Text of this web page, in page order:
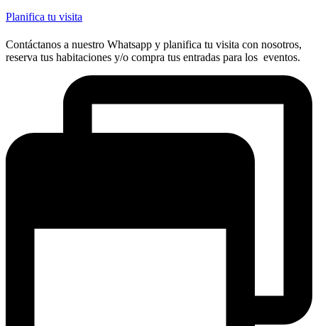
Planifica tu visita
Contáctanos a nuestro Whatsapp y planifica tu visita con nosotros,
reserva tus habitaciones y/o compra tus entradas para los eventos.